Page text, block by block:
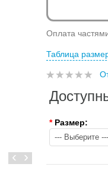
‹ ›
Оплата
Таблица
* Размер: